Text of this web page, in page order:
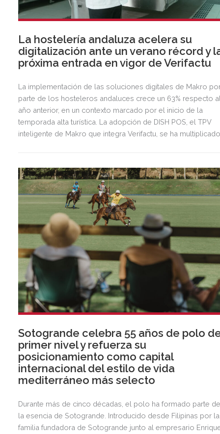
La hostelería andaluza acelera su
digitalización ante un verano récord y
próxima entrada en vigor de Verifactu
La implementación de las soluciones digitales de Makro
parte de los hosteleros andaluces crece un 63% respecto
año anterior, en un contexto marcado por el inicio de la
temporada alta turística. La adopción de DISH POS, el TPV
inteligente de Makro que integra Verifactu, se ha
Sotogrande celebra 55 años de polo
primer nivel y refuerza su
posicionamiento como capital
internacional del estilo de vida
mediterráneo más selecto
Durante más de cinco décadas, el polo ha formado parte
la esencia de Sotogrande. Introducido desde Filipinas por la
familia fundadora de Sotogrande junto al empresario